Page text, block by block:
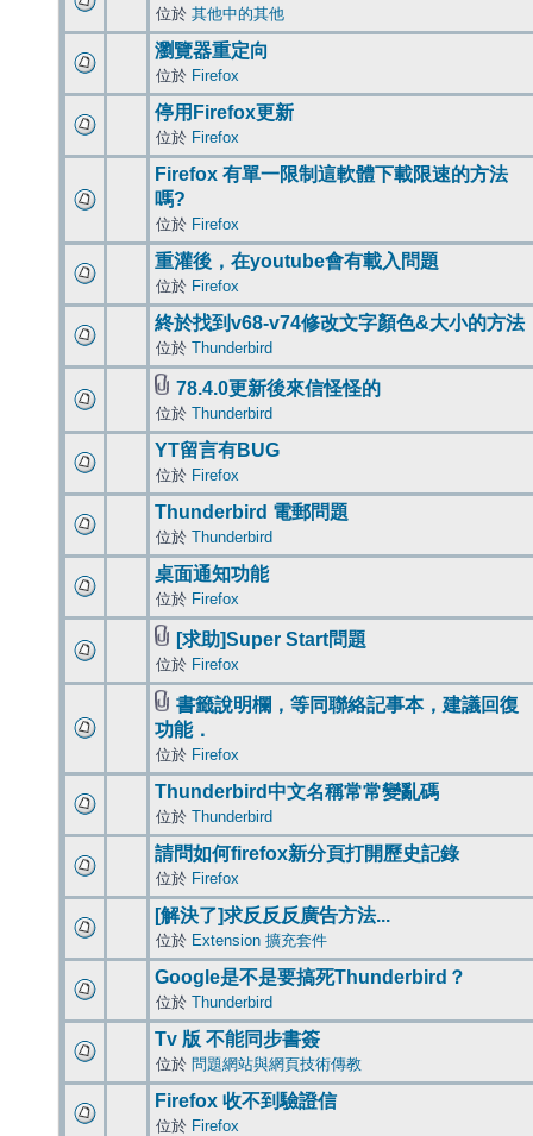
位於 其他中的其他
瀏覽器重定向
位於 Firefox
停用Firefox更新
位於 Firefox
Firefox 有單一限制這軟體下載限速的方法
嗎?
位於 Firefox
重灌後，在youtube會有載入問題
位於 Firefox
終於找到v68-v74修改文字顏色&大小的方法
位於 Thunderbird
78.4.0更新後來信怪怪的
位於 Thunderbird
YT留言有BUG
位於 Firefox
Thunderbird 電郵問題
位於 Thunderbird
桌面通知功能
位於 Firefox
[求助]Super Start問題
位於 Firefox
書籤說明欄，等同聯絡記事本，建議回復
功能．
位於 Firefox
Thunderbird中文名稱常常變亂碼
位於 Thunderbird
請問如何firefox新分頁打開歷史記錄
位於 Firefox
[解決了]求反反反廣告方法...
位於 Extension 擴充套件
Google是不是要搞死Thunderbird？
位於 Thunderbird
Tv 版 不能同步書簽
位於 問題網站與網頁技術傳教
Firefox 收不到驗證信
位於 Firefox